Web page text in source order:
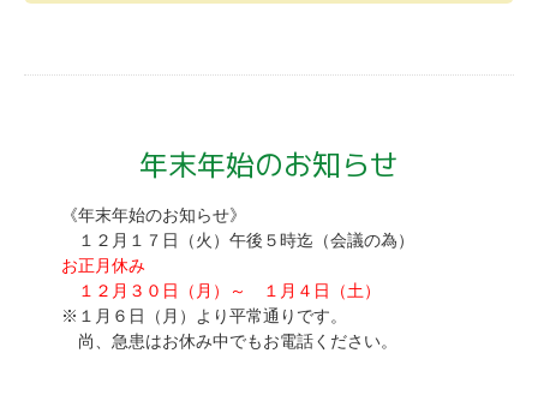
年末年始のお知らせ
《年末年始のお知らせ》
１２月１７日（火）午後５時迄（会議の為）
お正月休み
１２月３０日（月）～ １月４日（土）
※１月６日（月）より平常通りです。
尚、急患はお休み中でもお電話ください。